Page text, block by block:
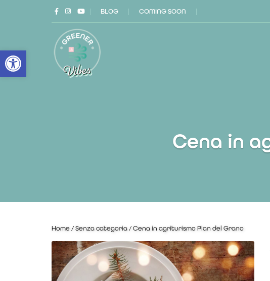
Open toolbar
BLOG COMING SOON
Cena in
Home / Senza categoria / Cena in agriturismo Pian del Grano